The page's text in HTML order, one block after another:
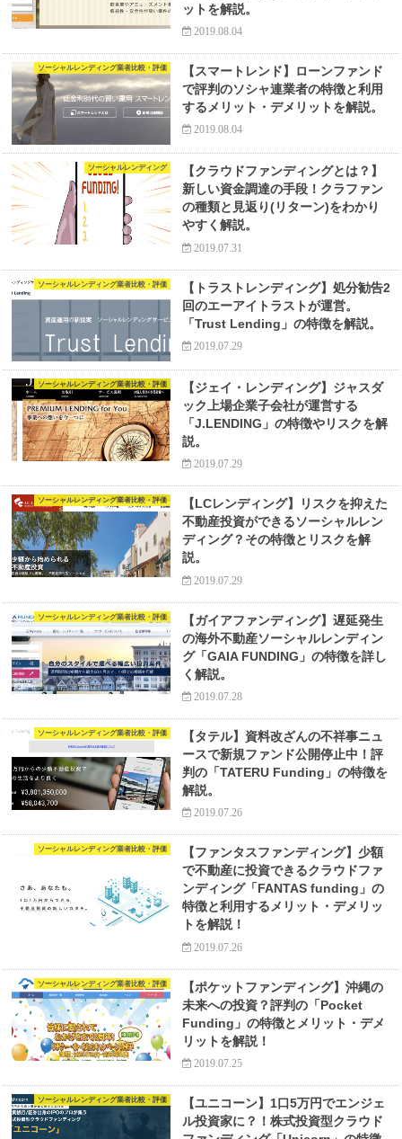
ットを解説。
2019.08.04
ソーシャルレンディング業者比較・評価
【スマートレンド】ローンファンド
で評判のソシャ連業者の特徴と利用
するメリット・デメリットを解説。
2019.08.04
ソーシャルレンディング
【クラウドファンディングとは？】
新しい資金調達の手段！クラファン
の種類と見返り(リターン)をわかり
やすく解説。
2019.07.31
ソーシャルレンディング業者比較・評価
【トラストレンディング】処分勧告2
回のエーアイトラストが運営。
「Trust Lending」の特徴を解説。
2019.07.29
ソーシャルレンディング業者比較・評価
【ジェイ・レンディング】ジャスダ
ック上場企業子会社が運営する
「J.LENDING」の特徴やリスクを解
説。
2019.07.29
ソーシャルレンディング業者比較・評価
【LCレンディング】リスクを抑えた
不動産投資ができるソーシャルレン
ディング？その特徴とリスクを解
説。
2019.07.29
ソーシャルレンディング業者比較・評価
【ガイアファンディング】遅延発生
の海外不動産ソーシャルレンディン
グ「GAIA FUNDING」の特徴を詳し
く解説。
2019.07.28
ソーシャルレンディング業者比較・評価
【タテル】資料改ざんの不祥事ニュ
ースで新規ファンド公開停止中！評
判の「TATERU Funding」の特徴を
解説。
2019.07.26
ソーシャルレンディング業者比較・評価
【ファンタスファンディング】少額
で不動産に投資できるクラウドファ
ンディング「FANTAS funding」の
特徴と利用するメリット・デメリッ
トを解説！
2019.07.26
ソーシャルレンディング業者比較・評価
【ポケットファンディング】沖縄の
未来への投資？評判の「Pocket
Funding」の特徴とメリット・デメ
リットを解説！
2019.07.25
ソーシャルレンディング業者比較・評価
【ユニコーン】1口5万円でエンジェ
ル投資家に？！株式投資型クラウド